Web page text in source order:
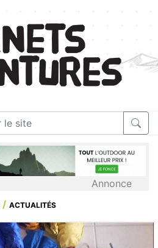
Annonce
ACTUALITÉS
14